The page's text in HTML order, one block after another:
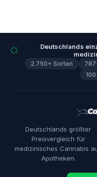
Deutschlands
2.750+ Sorten
Deutschlands größter
Preisvergleich für
medizinisches Cannabis
Apotheken.